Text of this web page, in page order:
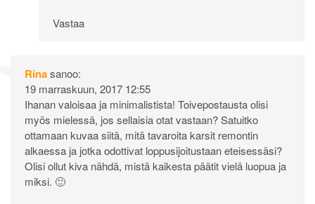
Vastaa
Rinasanoo:
19 marraskuun, 2017 12:55
Ihanan valoisaa ja minimalistista! Toivepostausta olisi
myös mielessä, jos sellaisia otat vastaan? Satuitko
ottamaan kuvaa siitä, mitä tavaroita karsit remontin
alkaessa ja jotka odottivat loppusijoitustaan eteisessäsi?
Olisi ollut kiva nähdä, mistä kaikesta päätit vielä luopua ja
miksi. 🙂